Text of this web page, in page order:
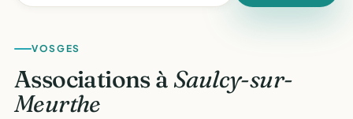
VOSGES
Associations à Saulcy-sur-
Meurthe